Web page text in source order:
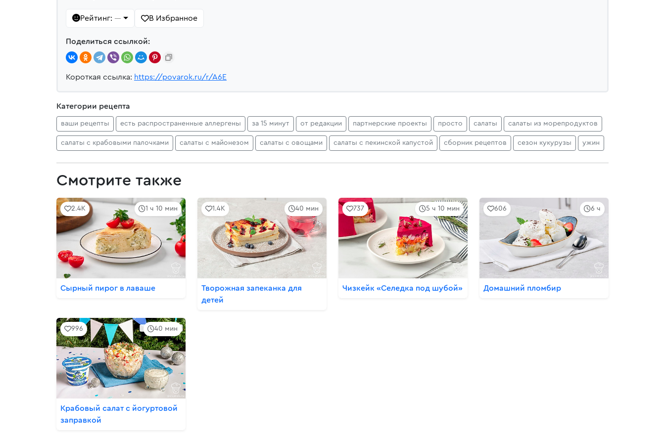
Рейтинг: — В Избранное
Поделиться ссылкой:
Короткая ссылка: https://povarok.ru/r/A6E
Категории рецепта
ваши рецепты есть распространенные аллергены за 15 минут от редакции партнерские проекты просто салаты салаты из морепродуктов
салаты с крабовыми палочками салаты с майонезом салаты с овощами салаты с пекинской капустой сборник рецептов сезон кукурузы ужин
Смотрите также
1 ч 10 мин
2.4K
Сырный пирог в лаваше
40 мин
1.4K
Творожная запеканка для
детей
5 ч 10 мин
737
Чизкейк «Селедка под шубой»
6 ч
606
Домашний пломбир
40 мин
996
Крабовый салат с йогуртовой
заправкой